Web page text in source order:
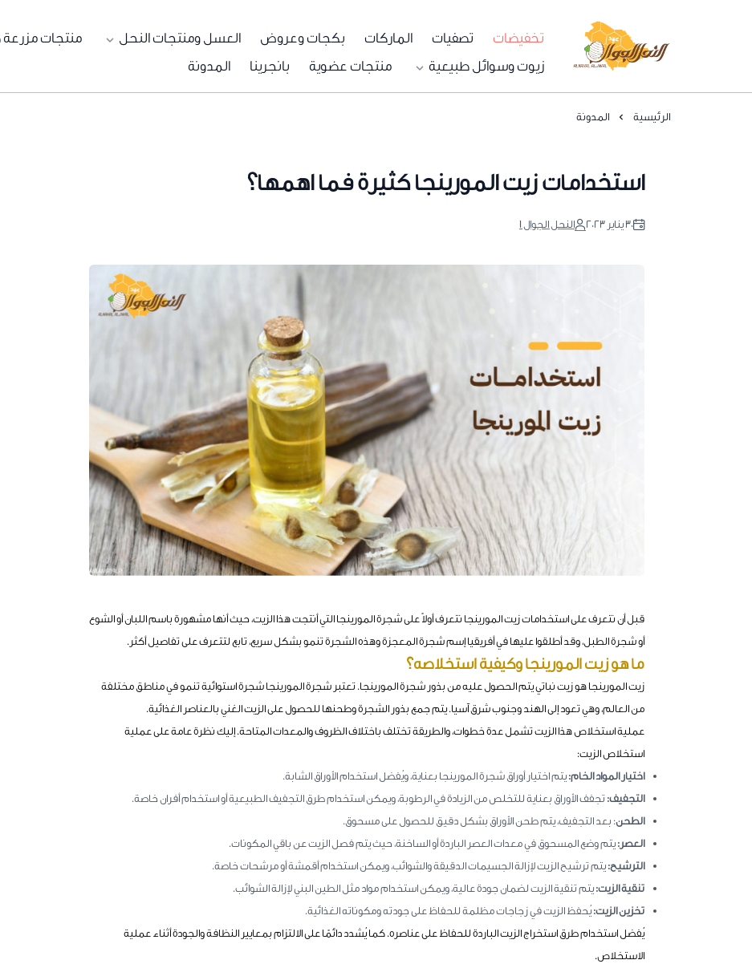
النحل الجوال
تخفيضات تصفيات الماركات بكجات وعروض العسل ومنتجات النحل
منتجات مزرعة
زيوت وسوائل طبيعية
منتجات عضوية بانجرينا المدونة
الرئيسية المدونة
استخدامات زيت المورينجا كثيرة فما اهمها؟
٣٠ يناير ٢٠٢٣ النحل الجوال 1
قبل أن نتعرف على استخدامات زيت المورينجا نتعرف أولاً على شجرة المورينجا التي أنتجت هذا الزيت، حيث أنها مشهورة باسم اللبان أو الشوع
أو شجرة الطبل، وقد أطلقوا عليها في أفريقيا إسم شجرة المعجزة وهذه الشجرة تنمو بشكل سريع، تابع لتتعرف على تفاصيل أكثر.
ما هو زيت المورينجا وكيفية استخلاصه؟
زيت المورينجا هو زيت نباتي يتم الحصول عليه من بذور شجرة المورينجا. تعتبر شجرة المورينجا شجرة استوائية تنمو في مناطق مختلفة
من العالم، وهي تعود إلى الهند وجنوب شرق آسيا. يتم جمع بذور الشجرة وطحنها للحصول على الزيت الغني بالعناصر الغذائية.
عملية استخلاص هذا الزيت تشمل عدة خطوات، والطريقة تختلف باختلاف الظروف والمعدات المتاحة. إليك نظرة عامة على عملية
استخلاص الزيت:
اختيار المواد الخام: يتم اختيار أوراق شجرة المورينجا بعناية، ويُفضل استخدام الأوراق الشابة.
التجفيف: تجفف الأوراق بعناية للتخلص من الزيادة في الرطوبة، ويمكن استخدام طرق التجفيف الطبيعية أو استخدام أفران خاصة.
الطحن: بعد التجفيف، يتم طحن الأوراق بشكل دقيق للحصول على مسحوق.
العصر: يتم وضع المسحوق في معدات العصر الباردة أو الساخنة، حيث يتم فصل الزيت عن باقي المكونات.
الترشيح: يتم ترشيح الزيت لإزالة الجسيمات الدقيقة والشوائب، ويمكن استخدام أقمشة أو مرشحات خاصة.
تنقية الزيت: يتم تنقية الزيت لضمان جودة عالية، ويمكن استخدام مواد مثل الطين البني لإزالة الشوائب.
تخزين الزيت: يُحفظ الزيت في زجاجات مظلمة للحفاظ على جودته ومكوناته الغذائية.
يُفضل استخدام طرق استخراج الزيت الباردة للحفاظ على عناصره. كما يُشدد دائمًا على الالتزام بمعايير النظافة والجودة أثناء عملية
الاستخلاص.